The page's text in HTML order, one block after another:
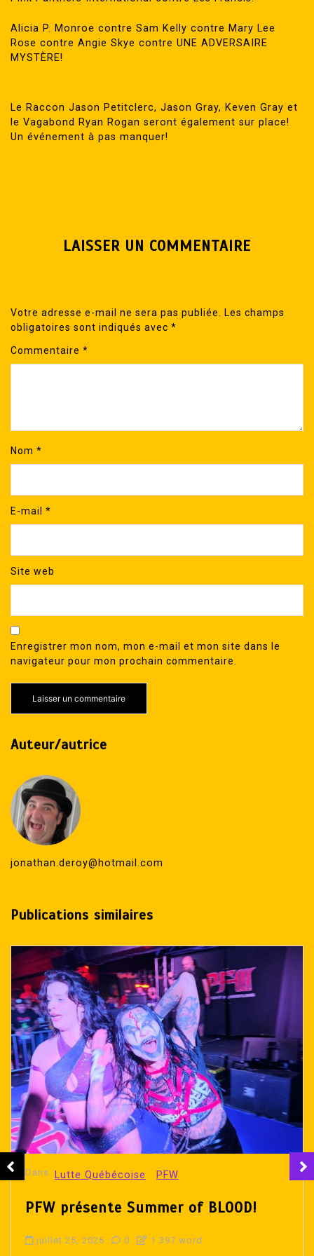
Alicia P. Monroe contre Sam Kelly contre Mary Lee
Rose contre Angie Skye contre UNE ADVERSAIRE
MYSTÈRE!
Le Raccon Jason Petitclerc, Jason Gray, Keven Gray et
le Vagabond Ryan Rogan seront également sur place!
Un événement à pas manquer!
LAISSER UN COMMENTAIRE
Votre adresse e-mail ne sera pas publiée.
Les champs
obligatoires sont indiqués avec *
Commentaire *
Nom *
E-mail *
Site web
Enregistrer mon nom, mon e-mail et mon site dans le
navigateur pour mon prochain commentaire.
Auteur/autrice
jonathan.deroy@hotmail.com
Publications similaires
Dans Lutte Québécoise PFW
PFW présente Summer of BLOOD!
juillet 25, 2026 0 1 397 word